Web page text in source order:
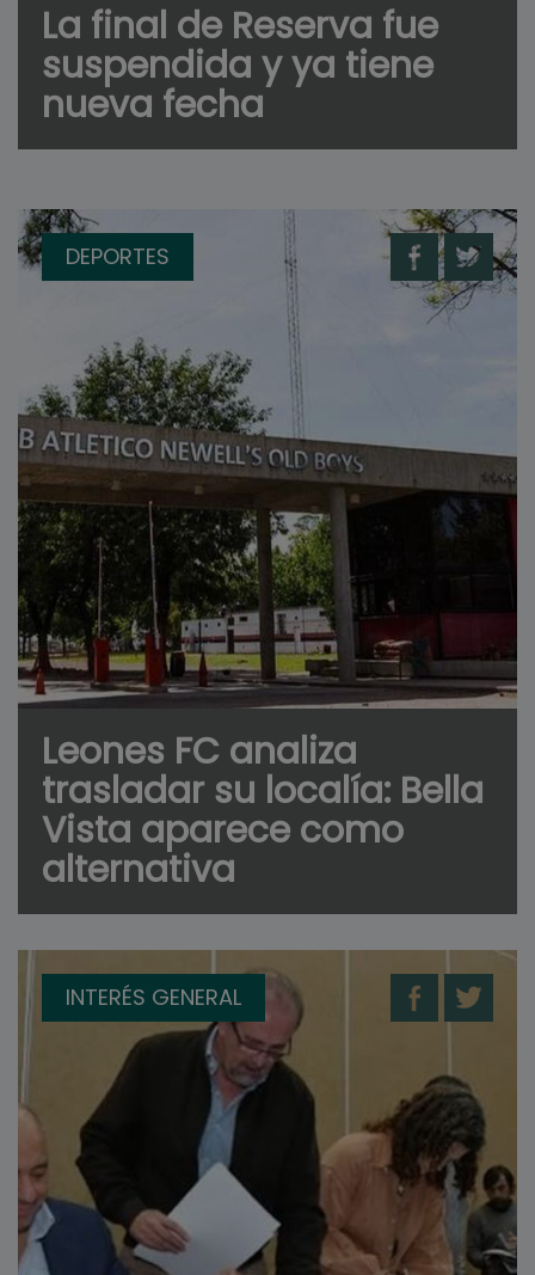
La final de Reserva fue
suspendida y ya tiene
nueva fecha
DEPORTES
Leones FC analiza
trasladar su localía: Bella
Vista aparece como
alternativa
INTERÉS GENERAL